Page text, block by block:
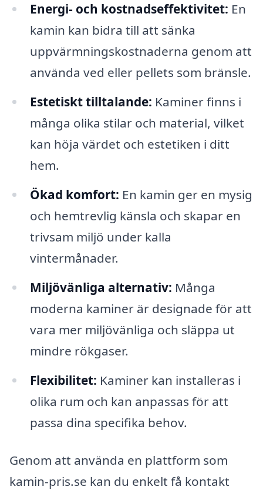
Energi- och kostnadseffektivitet: En
kamin kan bidra till att sänka
uppvärmningskostnaderna genom att
använda ved eller pellets som bränsle.
Estetiskt tilltalande: Kaminer finns i
många olika stilar och material, vilket
kan höja värdet och estetiken i ditt
hem.
Ökad komfort: En kamin ger en mysig
och hemtrevlig känsla och skapar en
trivsam miljö under kalla
vintermånader.
Miljövänliga alternativ: Många
moderna kaminer är designade för att
vara mer miljövänliga och släppa ut
mindre rökgaser.
Flexibilitet: Kaminer kan installeras i
olika rum och kan anpassas för att
passa dina specifika behov.
Genom att använda en plattform som
kamin-pris.se kan du enkelt få kontakt